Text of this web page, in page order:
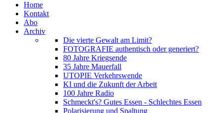
Home
Kontakt
Abo
Archiv
Die vierte Gewalt am Limit?
FOTOGRAFIE authentisch oder generiert?
80 Jahre Kriegsende
35 Jahre Mauerfall
UTOPIE Verkehrswende
KI und die Zukunft der Arbeit
100 Jahre Radio
Schmeckt's? Gutes Essen - Schlechtes Essen
Polarisierung und Spaltung